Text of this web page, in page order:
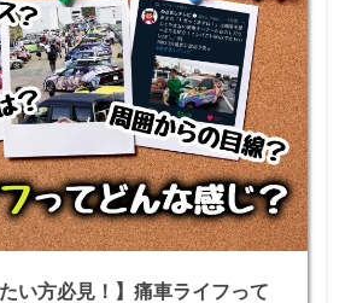
たい方必見！】痛車ライフって